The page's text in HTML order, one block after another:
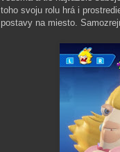
toho svoju rolu hrá i
postavy na miesto.